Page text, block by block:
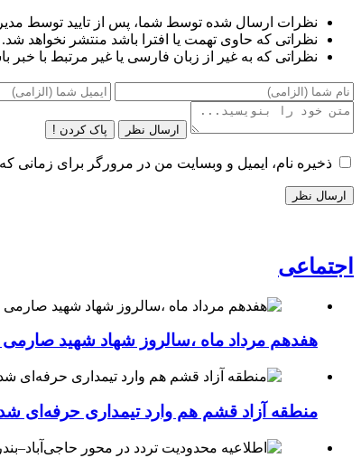
نظرات ارسال شده توسط شما، پس از تایید توسط
نظراتی که حاوی تهمت یا افترا باشد منتشر نخواهد شد.
نظراتی که به غیر از زبان فارسی یا غیر مرتبط با خبر
ارسال نظر پاک کردن !
ذخیره نام، ایمیل و وبسایت من در مرورگر برای زمانی
اجتماعی
هفدهم مرداد ماه ،سالروز شهاد شهید صارمی
منطقه آزاد قشم هم وارد تیمداری حرفه‌ای